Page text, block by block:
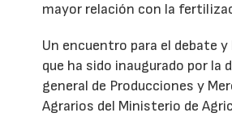
mayor relación con la
Un encuentro para el debate
que ha sido inaugurado por la
general de Producciones y
Agrarios del Ministerio de